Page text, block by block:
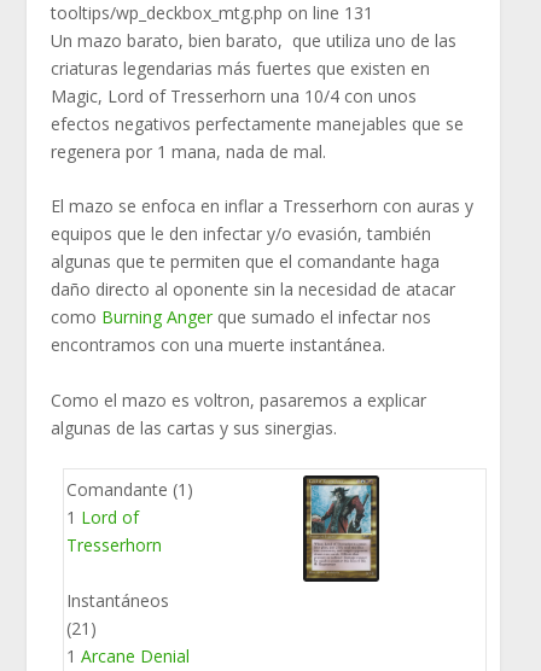
tooltips/wp_deckbox_mtg.php on line 131
Un mazo barato, bien barato, que utiliza uno de las
criaturas legendarias más fuertes que existen en
Magic, Lord of Tresserhorn una 10/4 con unos
efectos negativos perfectamente manejables que se
regenera por 1 mana, nada de mal.
El mazo se enfoca en inflar a Tresserhorn con auras y
equipos que le den infectar y/o evasión, también
algunas que te permiten que el comandante haga
daño directo al oponente sin la necesidad de atacar
como Burning Anger que sumado el infectar nos
encontramos con una muerte instantánea.
Como el mazo es voltron, pasaremos a explicar
algunas de las cartas y sus sinergias.
Comandante (1)
1 Lord of
Tresserhorn
Instantáneos
(21)
1Arcane Denial